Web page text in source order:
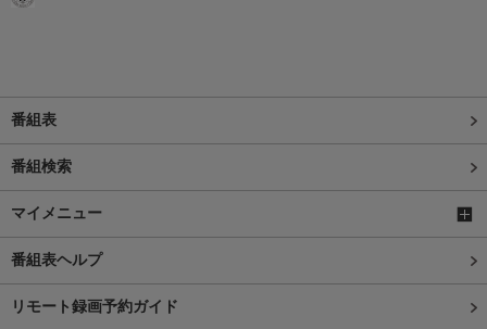
番組表
番組検索
マイメニュー
番組表ヘルプ
リモート録画予約ガイド